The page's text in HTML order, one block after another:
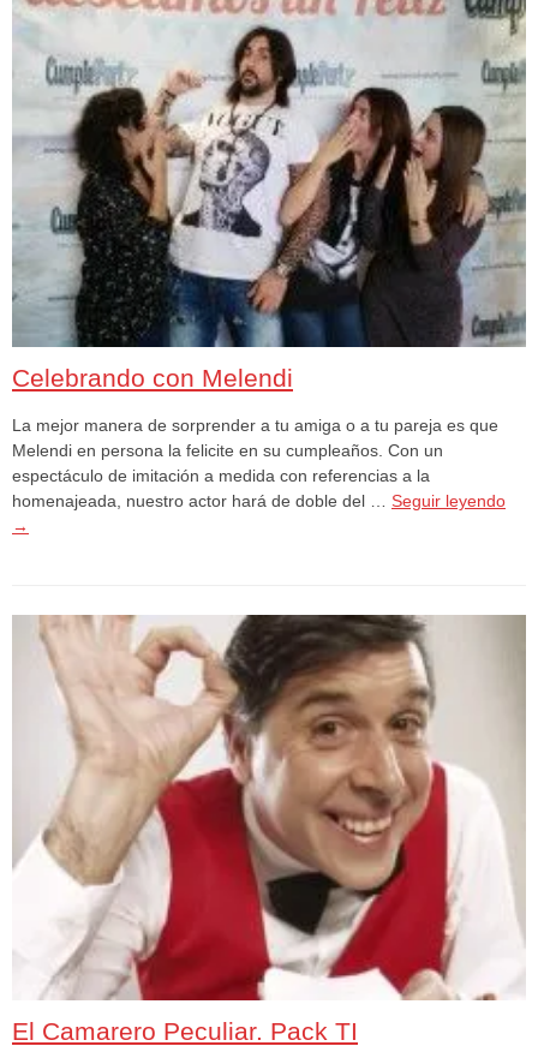
Celebrando con Melendi
La mejor manera de sorprender a tu amiga o a tu pareja es que
Melendi en persona la felicite en su cumpleaños. Con un
espectáculo de imitación a medida con referencias a la
homenajeada, nuestro actor hará de doble del … Seguir leyendo
→
El Camarero Peculiar. Pack TI